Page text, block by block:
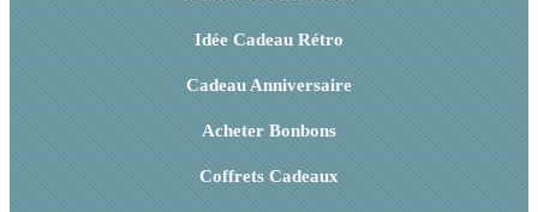
Idée Cadeau Rétro
Cadeau Anniversaire
Acheter Bonbons
Coffrets Cadeaux